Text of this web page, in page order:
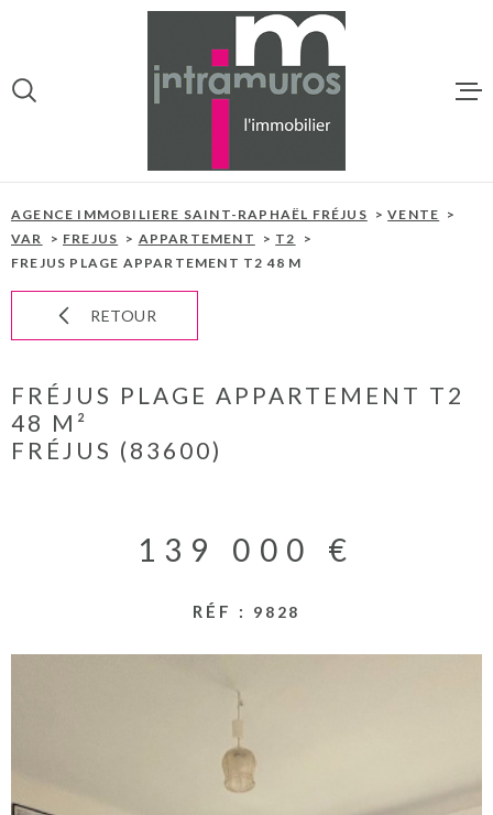
recherche
principal
NOS BIENS À
NOTRE
CONTACT
AGENCE IMMOBILIERE SAINT-RAPHAËL FRÉJUS
VENTE
VAR
FREJUS APPARTEMENT
T2
FREJUS PLAGE APPARTEMENT T2 48 M
RETOUR
FRÉJUS PLAGE APPARTEMENT T2
48 M²
FRÉJUS (83600)
139 000 €
RÉF : 9828
VOTRE
RECHERCHE
D'OFFRE
ACHETER
TYPE
CHAMPS